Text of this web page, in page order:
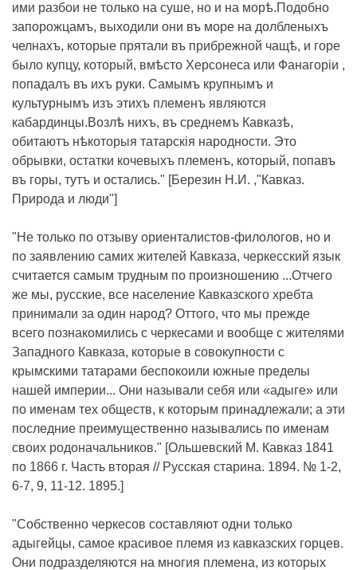
ими разбои не только на суше, но и на морѣ.Подобно
запорожцамъ, выходили они въ море на долбленыхъ
челнахъ, которые прятали въ прибрежной чащѣ, и горе
было купцу, который, вмѣсто Херсонеса или Фанагоріи ,
попадалъ въ ихъ руки. Самымъ крупнымъ и
культурнымъ изъ этихъ племенъ являются
кабардинцы.Возлѣ нихъ, въ среднемъ Кавказѣ,
обитаютъ нѣкоторыя татарскія народности. Это
обрывки, остатки кочевыхъ племенъ, который, попавъ
въ горы, тутъ и остались." [Березин Н.И. ,"Кавказ.
Природа и люди"]
"Не только по отзыву ориенталистов-филологов, но и
по заявлению самих жителей Кавказа, черкесский язык
считается самым трудным по произношению ...Отчего
же мы, русские, все население Кавказского хребта
принимали за один народ? Оттого, что мы прежде
всего познакомились с черкесами и вообще с жителями
Западного Кавказа, которые в совокупности с
крымскими татарами беспокоили южные пределы
нашей империи... Они называли себя или «адыге» или
по именам тех обществ, к которым принадлежали; а эти
последние преимущественно назывались по именам
своих родоначальников." [Ольшевский М. Кавказ 1841
по 1866 г. Часть вторая // Русская старина. 1894. № 1-2,
6-7, 9, 11-12. 1895.]
"Собственно черкесов составляют одни только
адыгейцы, самое красивое племя из кавказских горцев.
Они подразделяются на многия племена, из которых